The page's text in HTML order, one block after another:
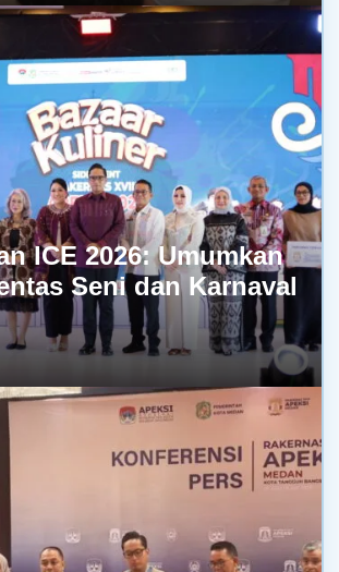
ICE 2026: Umumkan
Seni dan Karnaval